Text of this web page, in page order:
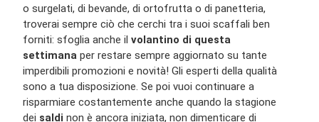
o surgelati, di bevande, di ortofrutta o di panetteria,
troverai sempre ciò che cerchi tra i suoi scaffali ben
forniti: sfoglia anche il volantino di questa
settimana per restare sempre aggiornato su tante
imperdibili promozioni e novità! Gli esperti della qualità
sono a tua disposizione. Se poi vuoi continuare a
risparmiare costantemente anche quando la stagione
dei saldi non è ancora iniziata, non dimenticare di